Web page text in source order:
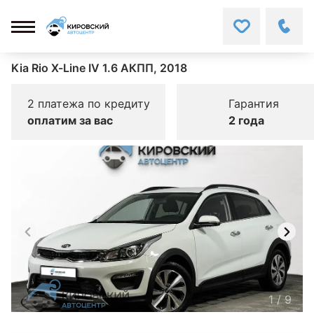
Kia Rio X-Line IV 1.6 АКПП, 2018
2 платежа по кредиту
оплатим за вас
Гарантия
2 года
1/9